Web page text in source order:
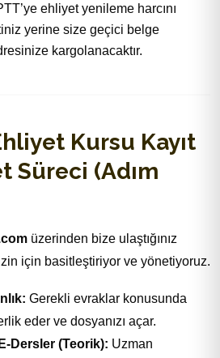
ehliyet yenileme harcını
yerine size geçici belge
kargolanacaktır.
Kursu Kayıt
Süreci (Adım
üzerinden bize ulaştığınız
için basitleştiriyor ve yönetiyoruz.
Gerekli evraklar konusunda
eder ve dosyanızı açar.
Dersler (Teorik): Uzman